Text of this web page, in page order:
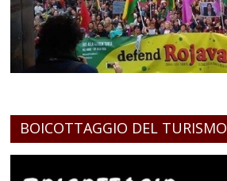
BOICOTTAGGIO DEL TURISMO